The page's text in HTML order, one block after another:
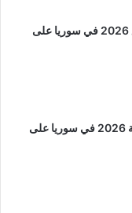
تحميل تطبيق نتائج التاسع 2026 في سوريا على
تحميل تطبيق نتائج الثانوية 2026 في سوريا على